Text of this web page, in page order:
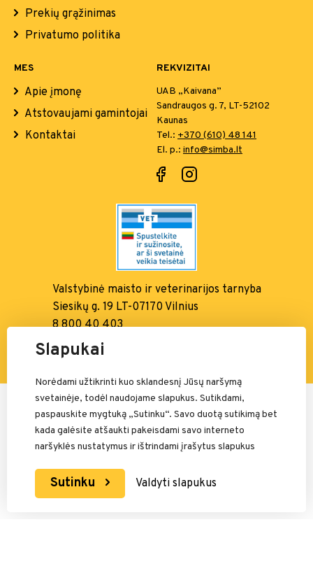
Prekių grąžinimas
Privatumo politika
MES
Apie įmonę
Atstovaujami gamintojai
Kontaktai
REKVIZITAI
UAB „Kaivana”
Sandraugos g. 7, LT-52102
Kaunas
Tel.: +370 (610) 48 141
El. p.: info@simba.lt
Valstybinė maisto ir veterinarijos tarnyba
Siesikų g. 19 LT-07170 Vilnius
8 800 40 403
info@vmvt.lt, www.vmvt.lt
Mokėjimais rūpinasi:
Slapukai
Norėdami užtikrinti kuo sklandesnį Jūsų naršymą
svetainėje, todėl naudojame slapukus. Sutikdami,
paspauskite mygtuką „Sutinku“. Savo duotą sutikimą bet
kada galėsite atšaukti pakeisdami savo interneto
naršyklės nustatymus ir ištrindami įrašytus slapukus
Sutinku Valdyti slapukus